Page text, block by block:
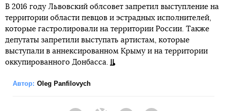
В 2016 году Львовский облсовет запретил выступление на
территории области певцов и эстрадных исполнителей,
которые гастролировали на территории России. Также
депутаты запретили выступать артистам, которые
выступали в аннексированном Крыму и на территории
оккупированного Донбасса.
Автор: Oleg Panfilovych